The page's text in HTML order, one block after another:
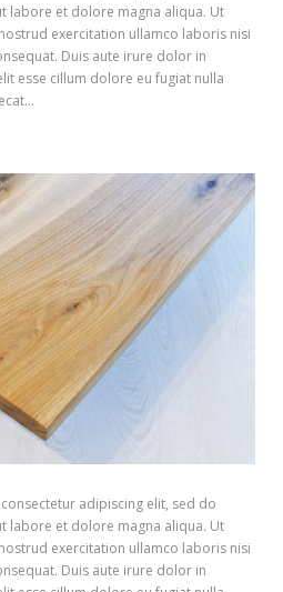
labore et dolore magna aliqua. Ut
exercitation ullamco laboris nisi
Duis aute irure dolor in
esse cillum dolore eu fugiat nulla
adipiscing elit, sed do
labore et dolore magna aliqua. Ut
exercitation ullamco laboris nisi
Duis aute irure dolor in